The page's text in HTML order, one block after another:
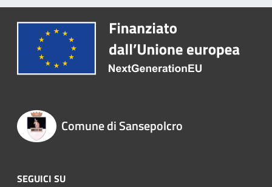
Comune di Sansepolcro
SEGUICI SU